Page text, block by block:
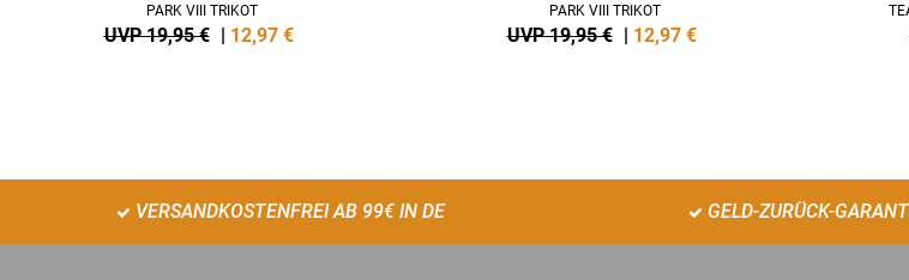
PARK VIII TRIKOT
UVP 19,95 € 12,97 €
PARK VIII TRIKOT
UVP 19,95 € 12,97 €
VERSANDKOSTENFREI AB 99€ IN DE GELD-ZURÜCK-